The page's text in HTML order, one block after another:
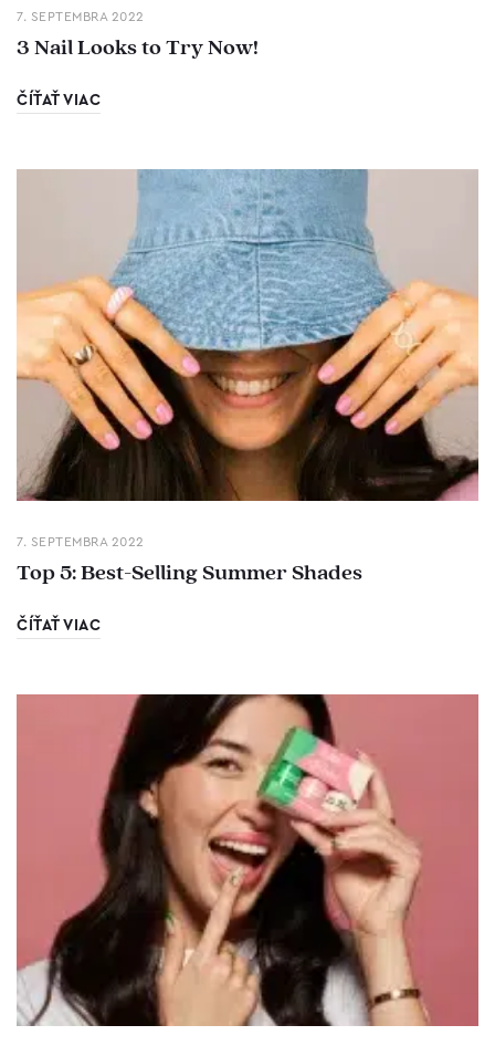
7. SEPTEMBRA 2022
3 Nail Looks to Try Now!
ČÍŤAŤ VIAC
7. SEPTEMBRA 2022
Top 5: Best-Selling Summer Shades
ČÍŤAŤ VIAC